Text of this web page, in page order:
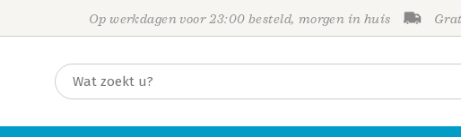
Op werkdagen voor 23:00 besteld, morgen in huis